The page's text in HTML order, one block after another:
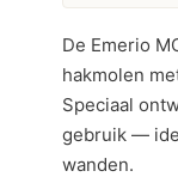
De Emerio
hakmolen
Speciaal
gebruik —
wanden.